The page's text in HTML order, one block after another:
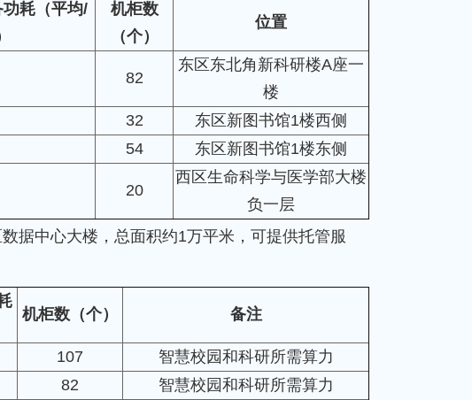
耗（平均/
机柜数
（个）
位置
82
东区东北角新科研楼A座一
楼
32
东区新图书馆1楼西侧
54 东区新图书馆1楼东侧
20
西区生命科学与医学部大楼
负一层
据中心大楼，总面积约1万平米，可提供托管服
机柜数（个） 备注
107
智慧校园和科研所需算力
82 智慧校园和科研所需算力